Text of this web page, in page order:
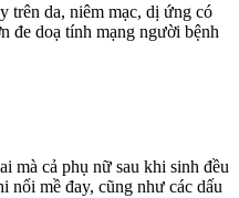
trên da, niêm mạc, dị ứng có
đe doạ tính mạng người bệnh
mà cả phụ nữ sau khi sinh đều
nổi mề đay, cũng như các dấu